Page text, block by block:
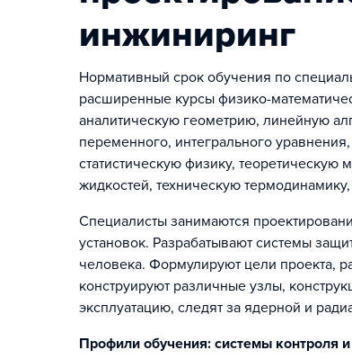
инжиниринг
Нормативный срок обучения по
расширенные курсы физико-
аналитическую геометрию, линейную
переменного, интегрального
статистическую физику, теоретическую
жидкостей, техническую
Специалисты занимаются
установок. Разрабатывают системы
человека. Формулируют цели проекта,
конструируют различные узлы,
эксплуатацию, следят за ядерной и
Профили обучения: системы контроля